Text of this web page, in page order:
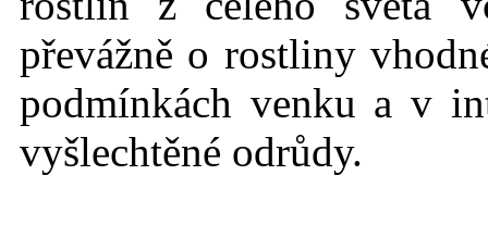
převážně o rostliny
podmínkách venku a v
vyšlechtěné odrůdy.